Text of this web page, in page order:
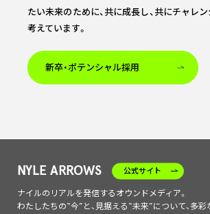
たい未来のために、 共に成長し、共にチャレ
考えています。
新卒・ポテンシャル採用
NYLE ARROWS 公式サイト
ナイルのリアルを発信するオウンドメディア。
わたしたちの“今”と、見据える“未来”について、多